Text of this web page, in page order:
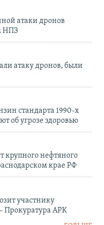
атаки дронов
НПЗ
атаку дронов, были
стандарта 1990-х
об угрозе здоровью
крупного нефтяного
крае РФ
участнику
Прокуратура АРК